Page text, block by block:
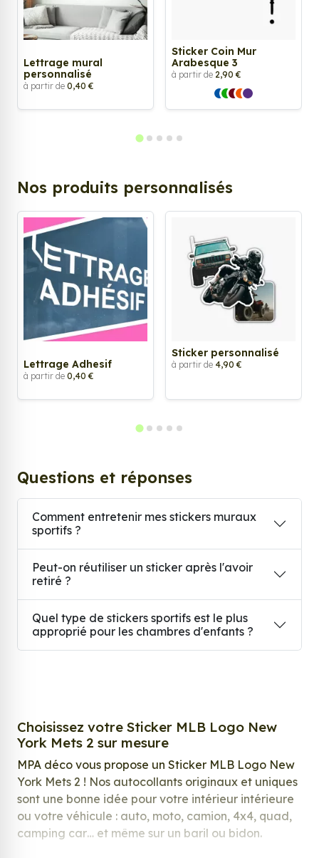
Lettrage mural
personnalisé
à partir de 0,40 €
Sticker Coin Mur
Arabesque 3
à partir de 2,90 €
Nos produits personnalisés
Lettrage Adhesif
à partir de 0,40 €
Sticker personnalisé
à partir de 4,90 €
Questions et réponses
Comment entretenir mes stickers muraux
sportifs ?
Peut-on réutiliser un sticker après l'avoir
retiré ?
Quel type de stickers sportifs est le plus
approprié pour les chambres d'enfants ?
Choisissez votre Sticker MLB Logo New
York Mets 2 sur mesure
MPA déco vous propose un Sticker MLB Logo New
York Mets 2 ! Nos autocollants originaux et uniques
sont une bonne idée pour votre intérieur intérieure
ou votre véhicule : auto, moto, camion, 4x4, quad,
camping car… et même sur un baril ou bidon.